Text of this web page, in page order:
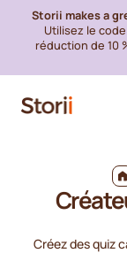
Storii makes a
Utilisez le
réduction de 10
Créez des quiz